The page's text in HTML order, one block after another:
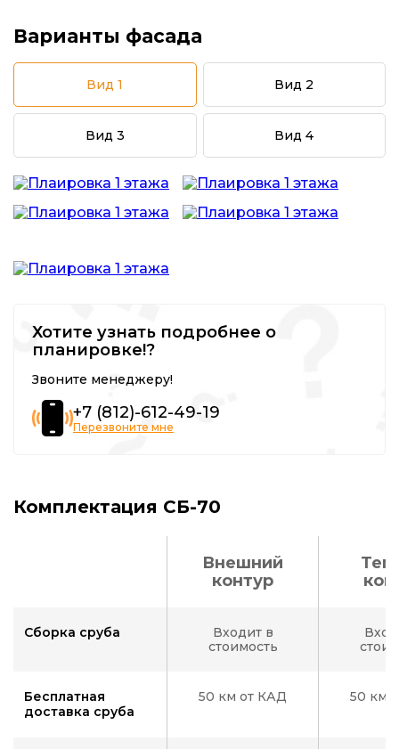
Варианты фасада
Вид 1 Вид 2
Вид 3 Вид 4
Хотите узнать подробнее о
планировке!?
Звоните менеджеру!
+7 (812)-612-49-19
Перезвоните мне
Комплектация СБ-70
Внешний
контур
Сборка сруба
Входит в
стоимость
Бесплатная
доставка сруба
50 км от КАД 50 км